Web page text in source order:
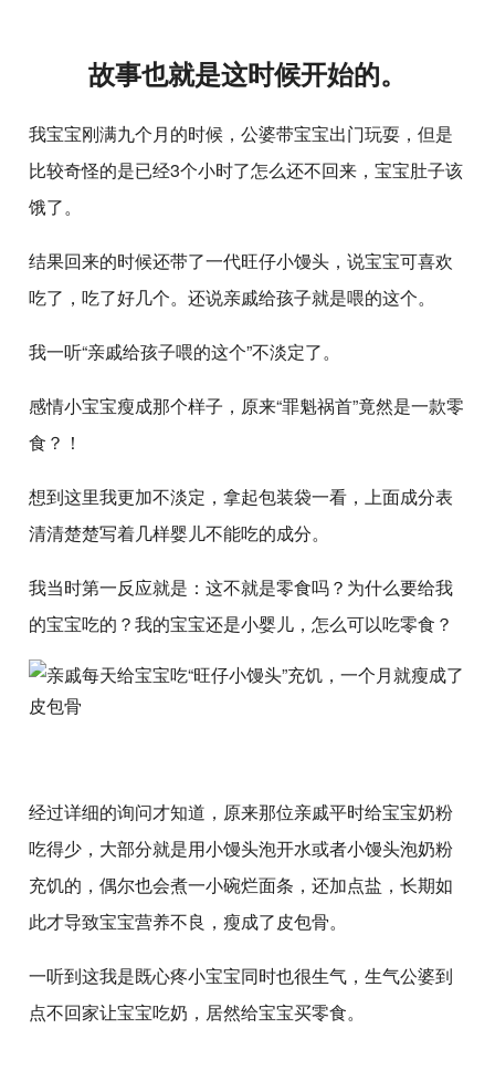
故事也就是这时候开始的。
我宝宝刚满九个月的时候，公婆带宝宝出门玩耍，但是
比较奇怪的是已经3个小时了怎么还不回来，宝宝肚子该
饿了。
结果回来的时候还带了一代旺仔小馒头，说宝宝可喜欢
吃了，吃了好几个。还说亲戚给孩子就是喂的这个。
我一听“亲戚给孩子喂的这个”不淡定了。
感情小宝宝瘦成那个样子，原来“罪魁祸首”竟然是一款零
食？！
想到这里我更加不淡定，拿起包装袋一看，上面成分表
清清楚楚写着几样婴儿不能吃的成分。
我当时第一反应就是：这不就是零食吗？为什么要给我
的宝宝吃的？我的宝宝还是小婴儿，怎么可以吃零食？
经过详细的询问才知道，原来那位亲戚平时给宝宝奶粉
吃得少，大部分就是用小馒头泡开水或者小馒头泡奶粉
充饥的，偶尔也会煮一小碗烂面条，还加点盐，长期如
此才导致宝宝营养不良，瘦成了皮包骨。
一听到这我是既心疼小宝宝同时也很生气，生气公婆到
点不回家让宝宝吃奶，居然给宝宝买零食。